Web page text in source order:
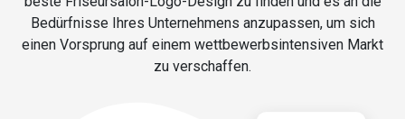
Bedürfnisse Ihres Unternehmens anzupassen, um sich
einen Vorsprung auf einem wettbewerbsintensiven Markt
zu verschaffen.